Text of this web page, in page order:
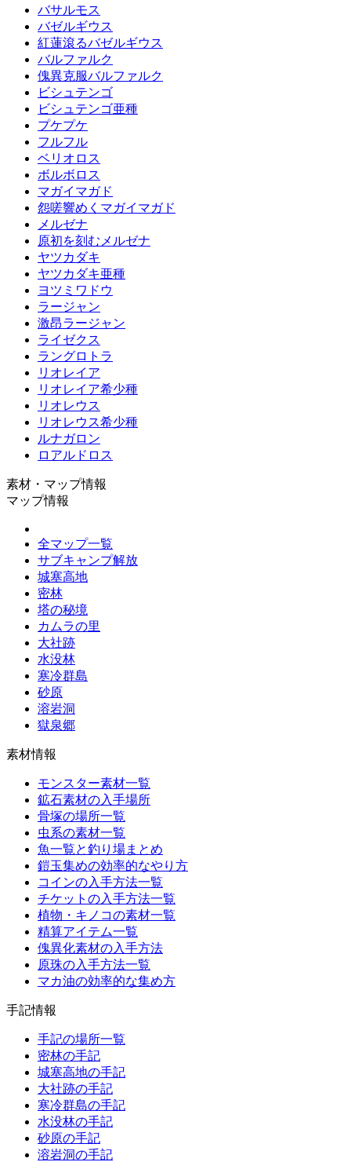
バサルモス
バゼルギウス
紅蓮滾るバゼルギウス
バルファルク
傀異克服バルファルク
ビシュテンゴ
ビシュテンゴ亜種
プケプケ
フルフル
ベリオロス
ボルボロス
マガイマガド
怨嗟響めくマガイマガド
メルゼナ
原初を刻むメルゼナ
ヤツカダキ
ヤツカダキ亜種
ヨツミワドウ
ラージャン
激昂ラージャン
ライゼクス
ラングロトラ
リオレイア
リオレイア希少種
リオレウス
リオレウス希少種
ルナガロン
ロアルドロス
素材・マップ情報
マップ情報
全マップ一覧
サブキャンプ解放
城塞高地
密林
塔の秘境
カムラの里
大社跡
水没林
寒冷群島
砂原
溶岩洞
獄泉郷
素材情報
モンスター素材一覧
鉱石素材の入手場所
骨塚の場所一覧
虫系の素材一覧
魚一覧と釣り場まとめ
鎧玉集めの効率的なやり方
コインの入手方法一覧
チケットの入手方法一覧
植物・キノコの素材一覧
精算アイテム一覧
傀異化素材の入手方法
原珠の入手方法一覧
マカ油の効率的な集め方
手記情報
手記の場所一覧
密林の手記
城塞高地の手記
大社跡の手記
寒冷群島の手記
水没林の手記
砂原の手記
溶岩洞の手記